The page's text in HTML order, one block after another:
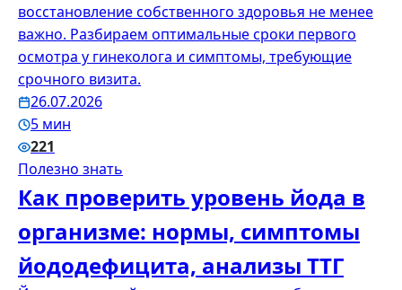
восстановление собственного здоровья не менее
важно. Разбираем оптимальные сроки первого
осмотра у гинеколога и симптомы, требующие
срочного визита.
26.07.2026
5 мин
221
Полезно знать
Как проверить уровень йода в
организме: нормы, симптомы
йододефицита, анализы ТТГ